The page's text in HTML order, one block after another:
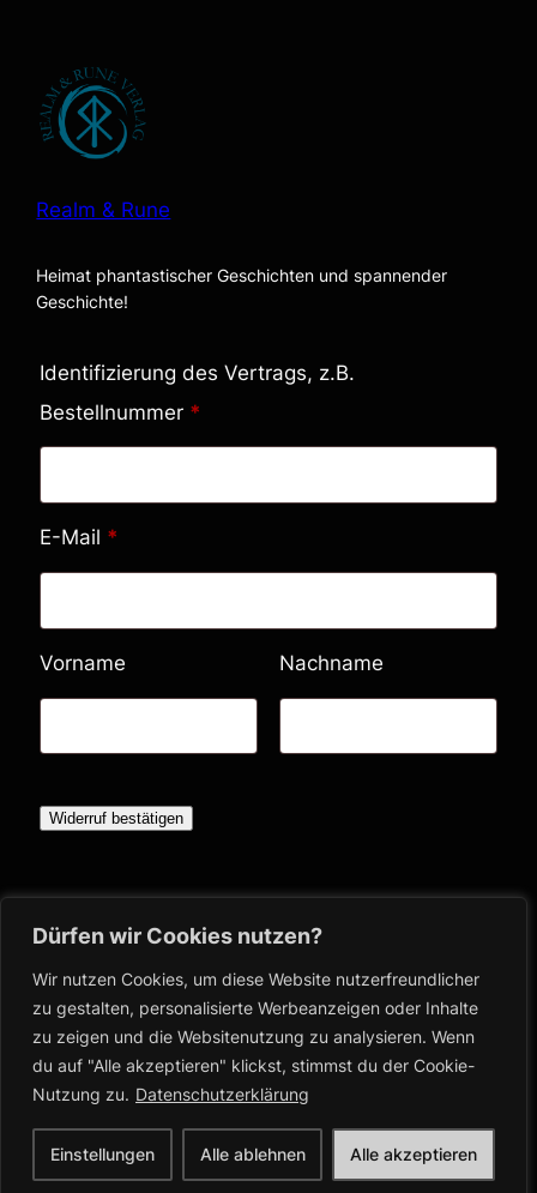
Dürfen wir Cookies nutzen?
Wir nutzen Cookies, um diese Website nutzerfreundlicher
zu gestalten, personalisierte Werbeanzeigen oder Inhalte
zu zeigen und die Websitenutzung zu analysieren. Wenn
du auf "Alle akzeptieren" klickst, stimmst du der Cookie-
Nutzung zu. Datenschutzerklärung
Einstellungen Alle ablehnen Alle akzeptieren
Realm & Rune
Heimat phantastischer Geschichten und spannender
Geschichte!
Identifizierung des Vertrags, z.B.
Bestellnummer *
E-Mail *
E
-
(
w
i
e
d
e
r
h
Vorname Nachname
Widerruf bestätigen
Shop
Blog
Ausschreibungen
Über
Shop
Impressum & Co